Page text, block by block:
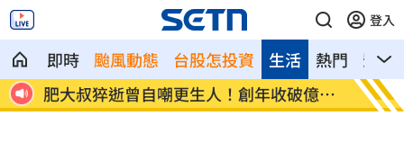
登入
即時 颱風動態 台股怎投資 熱門 影音
生活
雨 肥大叔猝逝曾自嘲更生人！創年收破億品
牌
徐莉